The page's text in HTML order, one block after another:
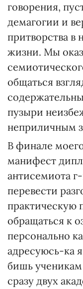
говорения,
демагогии и
притворства
жизни. Мы
общаться
пузыри
неприличным
В финале
манифест
антисемиота
перевести
практическую
обращаться к
персонально
адресуюсь-ка
бишь
сразу двух